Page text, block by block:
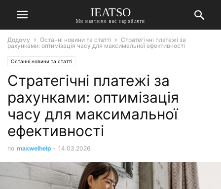
IEATSO
Ми навчимо вас заробляти
Додому Останні новини та статті
Стратегічні платежі за
рахунками: оптимізація часу для максимальної ефективності
Останні новини та статті
Стратегічні платежі за
рахунками: оптимізація
часу для максимальної
ефективності
по maxwelhelp - 14.03.2026